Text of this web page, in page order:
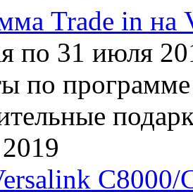
Trade in на
по 31 июля
по
2019
C8000/